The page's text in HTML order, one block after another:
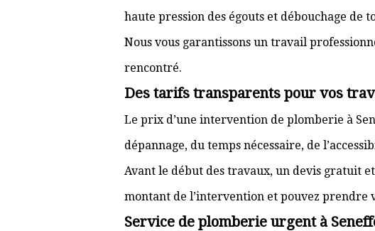
haute pression des égouts et débouchage de
Nous vous garantissons un travail
rencontré.
Des tarifs transparents pour vos
Le prix d’une intervention de plomberie à
dépannage, du temps nécessaire, de
Avant le début des travaux, un devis gratuit
montant de l’intervention et pouvez prendre
Service de plomberie urgent à